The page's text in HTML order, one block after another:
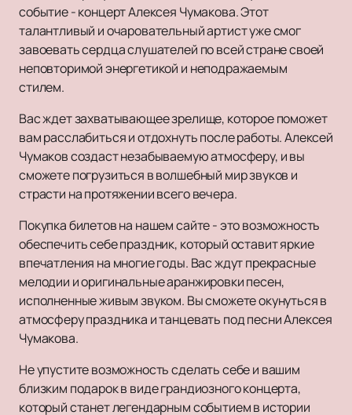
событие - концерт Алексея Чумакова. Этот
талантливый и очаровательный артист уже смог
завоевать сердца слушателей по всей стране своей
неповторимой энергетикой и неподражаемым
стилем.
Вас ждет захватывающее зрелище, которое поможет
вам расслабиться и отдохнуть после работы. Алексей
Чумаков создаст незабываемую атмосферу, и вы
сможете погрузиться в волшебный мир звуков и
страсти на протяжении всего вечера.
Покупка билетов на нашем сайте - это возможность
обеспечить себе праздник, который оставит яркие
впечатления на многие годы. Вас ждут прекрасные
мелодии и оригинальные аранжировки песен,
исполненные живым звуком. Вы сможете окунуться в
атмосферу праздника и танцевать под песни Алексея
Чумакова.
Не упустите возможность сделать себе и вашим
близким подарок в виде грандиозного концерта,
который станет легендарным событием в истории